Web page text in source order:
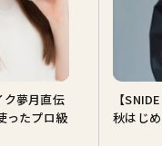
ク夢月直伝
ったプロ級
【
秋はじ